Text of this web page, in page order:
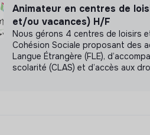
Animateur en centres de
et/ou vacances) H/F
Nous gérons 4 centres de loisirs
Cohésion Sociale proposant des
Langue Étrangère (FLE),
scolarité (CLAS) et d’accès aux